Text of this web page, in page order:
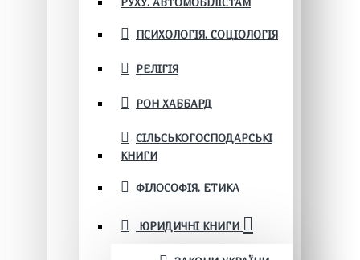
ПСИХОЛОГІЯ. СОЦІОЛОГІЯ
РЕЛІГІЯ
РОН ХАББАРД
СІЛЬСЬКОГОСПОДАРСЬКІ
КНИГИ
ФІЛОСОФІЯ. ЕТИКА
ЮРИДИЧНІ КНИГИ